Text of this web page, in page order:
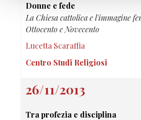
Donne e fede
La Chiesa cattolica e l'immagine
Ottocento e Novecento
Lucetta Scaraffia
Centro Studi Religiosi
26/11/2013
Tra profezia e disciplina